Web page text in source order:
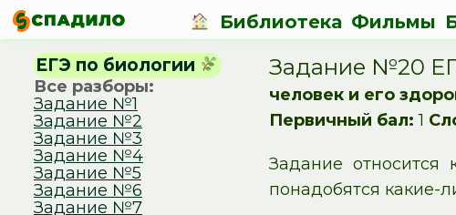
Библиотека Фильмы
Задание №20
человек и его
Первичный бал: 1
Задание
понадобятся какие-
ЕГЭ по биологии
Все разборы:
Задание №1
Задание №2
Задание №3
Задание №4
Задание №5
Задание №6
Задание №7